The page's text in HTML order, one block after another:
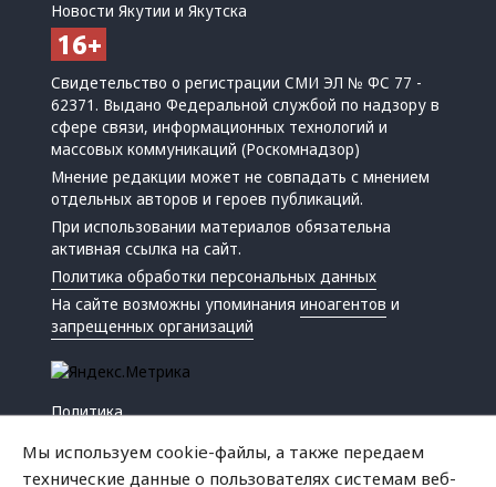
Новости Якутии и Якутска
Свидетельство о регистрации СМИ ЭЛ № ФС 77 -
62371. Выдано Федеральной службой по надзору в
сфере связи, информационных технологий и
массовых коммуникаций (Роскомнадзор)
Мнение редакции может не совпадать с мнением
отдельных авторов и героев публикаций.
При использовании материалов обязательна
активная ссылка на сайт.
Политика обработки персональных данных
На сайте возможны упоминанияиноагентов и
запрещенных организаций
Политика
Мы используем cookie-файлы, а также передаем
технические данные о пользователях системам веб-